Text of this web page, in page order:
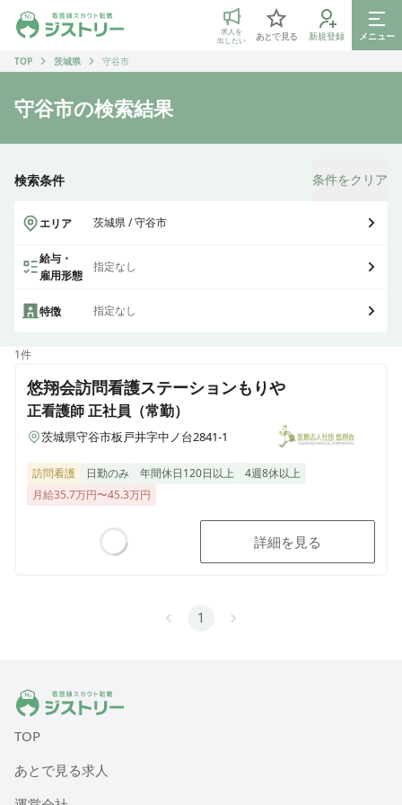
ジストリー 看護師の転職マッチング
求人を
出したい
あとで見る 新規登録
メニュー
TOP
茨城県 守谷市
守谷市の検索結果
検索条件 条件をクリア
エリア 茨城県 / 守谷市
給与・
雇用形態
指定なし
特徴 指定なし
1件
悠翔会訪問看護ステーションもりや
正看護師正社員（常勤）
茨城県守谷市板戸井字中ノ台2841-1
訪問看護 日勤のみ 年間休日120日以上
4週8休以上
月給35.7万円〜45.3万円
詳細を見る
1
ジストリー 看護師の転職マッチング
TOP
あとで見る求人